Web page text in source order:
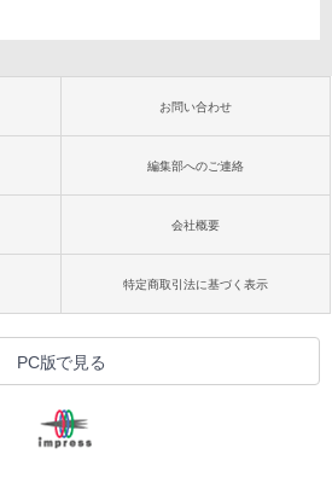
お問い合わせ
編集部へのご連絡
会社概要
特定商取引法に基づく表示
PC版で見る